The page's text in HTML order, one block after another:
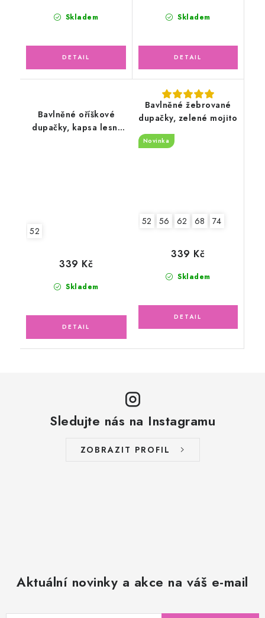
Skladem Skladem
Bavlněné oříškové
dupačky, kapsa lesní
52
Skladem
339 Kč
Bavlněné žebrované
dupačky, zelené mojito
Novinka
52 56 62 68 74
Skladem
339 Kč
Sledujte nás na Instagramu
ZOBRAZIT PROFIL
Aktuální novinky a akce na váš e-mail